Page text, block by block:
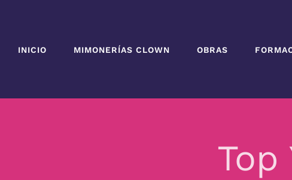
INICIO MIMONERÍAS CLOWN OBRAS
Top